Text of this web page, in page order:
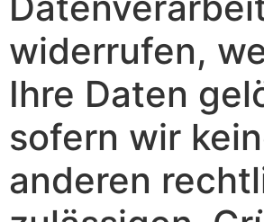
widerrufen,
Ihre Daten
sofern wir
anderen